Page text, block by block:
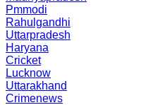
Pmmodi
Rahulgandhi
Uttarpradesh
Haryana
Cricket
Lucknow
Uttarakhand
Crimenews